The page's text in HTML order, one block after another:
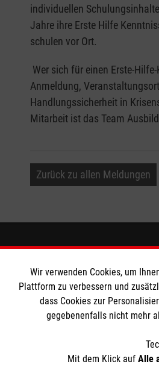
individuellen
Jahre ihre Erste Hilfe
schulen vor Ort.
Wer sich für einen Erste-
Anmeldung,
Handlungssicherheit in
Mitarbeit ist das Team
Zurück zu allen Meldungen
Informationen
Impressum
Datenschutz
Kontakt
Barrierefreiheit
Wir verwenden Cookies, um
Plattform zu verbessern und
dass Cookies zur
gegebenenfalls nicht mehr
Mit dem Klick auf Alle